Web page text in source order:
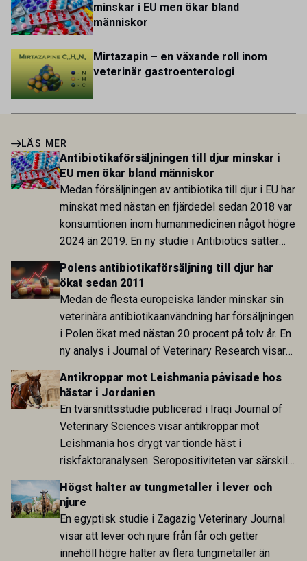
minskar i EU men ökar bland
människor
Mirtazapin – en växande roll inom
veterinär gastroenterologi
LÄS MER
Antibiotikaförsäljningen till djur minskar i
EU men ökar bland människor
Medan försäljningen av antibiotika till djur i EU har
minskat med nästan en fjärdedel sedan 2018 var
konsumtionen inom humanmedicinen något högre
2024 än 2019. En ny studie i Antibiotics sätter
utvecklingen inom de båda sektorerna sida vid
sida och pekar på en obalans i EU:s One Health-
arbete.
Polens antibiotikaförsäljning till djur har
ökat sedan 2011
Medan de flesta europeiska länder minskar sin
veterinära antibiotikaanvändning har försäljningen
i Polen ökat med nästan 20 procent på tolv år. En
ny analys i Journal of Veterinary Research visar
att skillnaden mot lågförbrukarländer som
Sverige är fortsatt stor.
Antikroppar mot Leishmania påvisade hos
hästar i Jordanien
En tvärsnittsstudie publicerad i Iraqi Journal of
Veterinary Sciences visar antikroppar mot
Leishmania hos drygt var tionde häst i
riskfaktoranalysen. Seropositiviteten var särskilt
hög i Zarqa och statistiskt kopplad till bland
annat stallhållning. Resultaten visar att hästarna
har exponerats för parasiten – men inte att de
fungerar som reservoarer eller bidrar till
smittspridning.
Högst halter av tungmetaller i lever och
njure
En egyptisk studie i Zagazig Veterinary Journal
visar att lever och njure från får och getter
innehöll högre halter av flera tungmetaller än